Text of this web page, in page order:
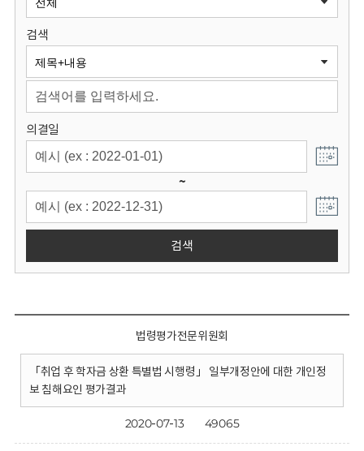
원
회
검색
의결일
~
검색
법령평가전문위원회
「취업 후 학자금 상환 특별법 시행령」 일부개정안에 대한 개인정
보 침해요인 평가결과
2020-07-13 49065